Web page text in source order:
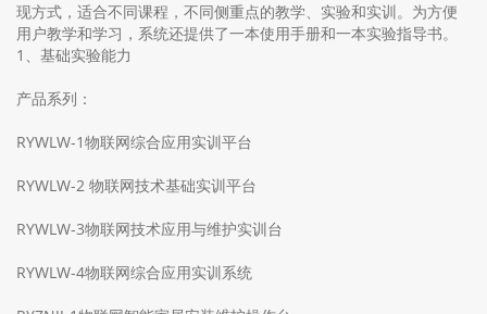
现方式，适合不同课程，不同侧重点的教学、实验和实训。为方便
用户教学和学习，系统还提供了一本使用手册和一本实验指导书。
1、基础实验能力
产品系列：
RYWLW-1物联网综合应用实训平台
RYWLW-2 物联网技术基础实训平台
RYWLW-3物联网技术应用与维护实训台
RYWLW-4物联网综合应用实训系统